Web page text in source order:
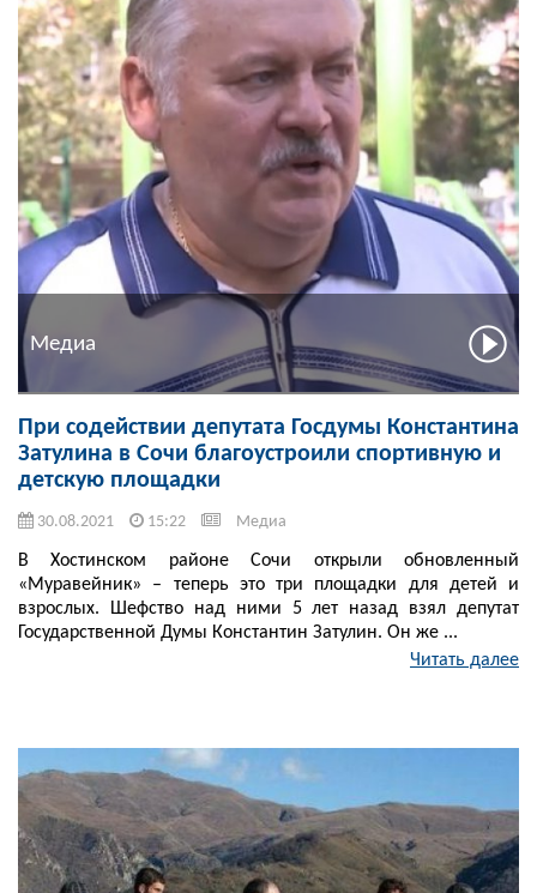
Медиа
При содействии депутата Госдумы Константина
Затулина в Сочи благоустроили спортивную и
детскую площадки
30.08.2021 15:22 Медиа
В Хостинском районе Сочи открыли обновленный
«Муравейник» – теперь это три площадки для детей и
взрослых. Шефство над ними 5 лет назад взял депутат
Государственной Думы Константин Затулин. Он же ...
Читать далее